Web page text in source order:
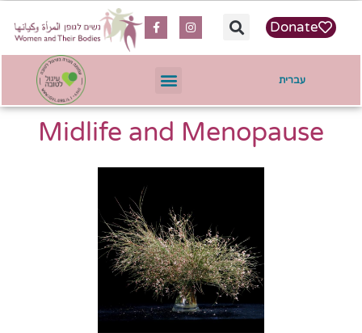
Donate
עברית
Midlife and Menopause